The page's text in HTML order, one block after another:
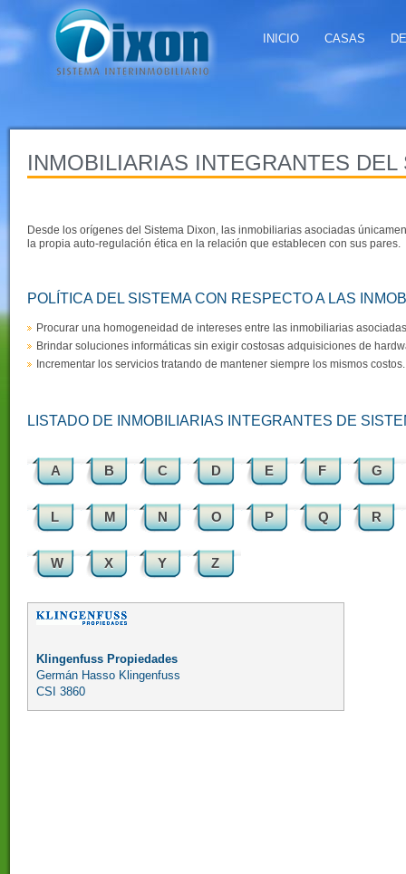
INICIO CASAS
INMOBILIARIAS INTEGRANTES DEL
Desde los orígenes del Sistema Dixon, las inmobiliarias asociadas
la propia auto-regulación ética en la relación que establecen con sus pares.
POLÍTICA DEL SISTEMA CON RESPECTO A LAS
Procurar una homogeneidad de intereses entre las inmobiliarias
Brindar soluciones informáticas sin exigir costosas adquisiciones de
Incrementar los servicios tratando de mantener siempre los mismos costos.
LISTADO DE INMOBILIARIAS INTEGRANTES DE
A B C D E F G
L M N O P Q R
W X Y Z
Klingenfuss Propiedades
Germán Hasso Klingenfuss
CSI 3860